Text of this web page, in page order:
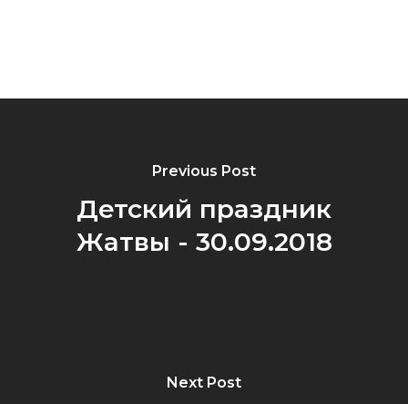
Previous Post
Детский праздник
Жатвы - 30.09.2018
Next Post